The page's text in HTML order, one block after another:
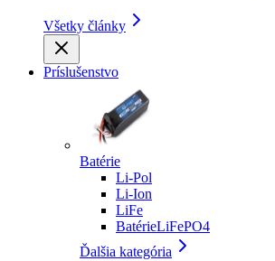
Všetky články
Príslušenstvo
Batérie
Li-Pol
Li-Ion
LiFe
BatérieLiFePO4
Ďalšia kategória